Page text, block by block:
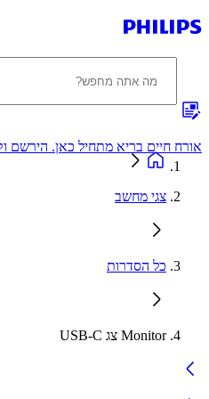
חיים בריא מתחיל כאן. הירשם וקבל
צגי מחשב
כל הסדרות
Monitor צג USB-C